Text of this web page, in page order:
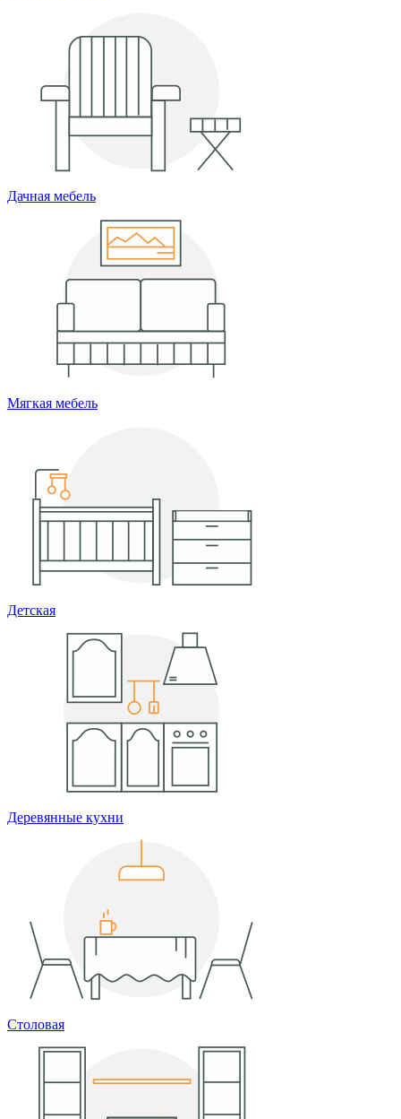
Дачная мебель
Мягкая мебель
Детская
Деревянные кухни
Столовая